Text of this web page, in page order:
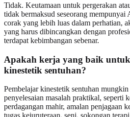
Tidak. Keutamaan untuk pergerakan
tidak bermaksud seseorang
corak yang lebih luas dalam perhatian,
yang harus dibincangkan dengan
terdapat kebimbangan sebenar.
Apakah kerja yang baik
kinestetik sentuhan?
Pembelajar kinestetik sentuhan
penyelesaian masalah praktikal, seperti
perdagangan mahir, amalan penjagaan